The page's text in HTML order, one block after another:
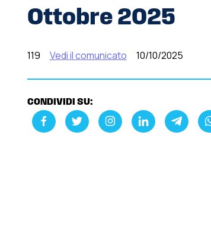
Ottobre 2025
119 Vedi il comunicato 10/10/2025
CONDIVIDI SU: